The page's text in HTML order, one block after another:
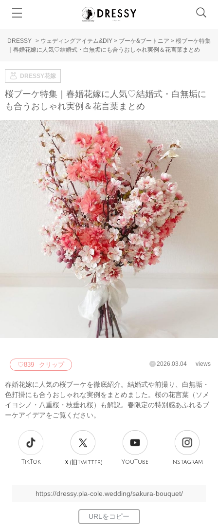
DRESSY > ウェディングアイテム&DIY > ブーケ&ブートニア > 桜ブーケ特集
｜春婚花嫁に人気♡結婚式・白無垢にも合うおしゃれ実例＆花言葉まとめ
DRESSY花嫁
桜ブーケ特集｜春婚花嫁に人気♡結婚式・白無垢に
も合うおしゃれ実例＆花言葉まとめ
♡839 クリップ 2026.03.04 views
春婚花嫁に人気の桜ブーケを徹底紹介。結婚式や前撮り、白無垢・
色打掛にも合うおしゃれな実例をまとめました。桜の花言葉（ソメ
イヨシノ・八重桜・枝垂れ桜）も解説。春限定の特別感あふれるブ
ーケアイデアをご覧ください。
TikTok Ｘ(旧Twitter) YouTube Instagram
https://dressy.pla-cole.wedding/sakura-bouquet/